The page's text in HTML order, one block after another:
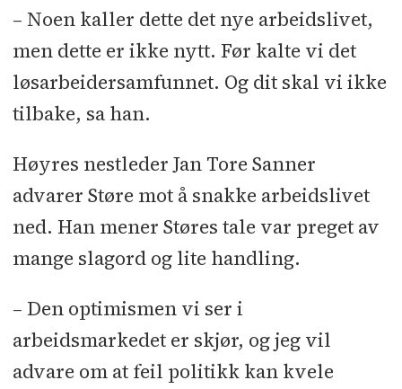
– Noen kaller dette det nye arbeidslivet,
men dette er ikke nytt. Før kalte vi det
løsarbeidersamfunnet. Og dit skal vi ikke
tilbake, sa han.
Høyres nestleder Jan Tore Sanner
advarer Støre mot å snakke arbeidslivet
ned. Han mener Støres tale var preget av
mange slagord og lite handling.
– Den optimismen vi ser i
arbeidsmarkedet er skjør, og jeg vil
advare om at feil politikk kan kvele